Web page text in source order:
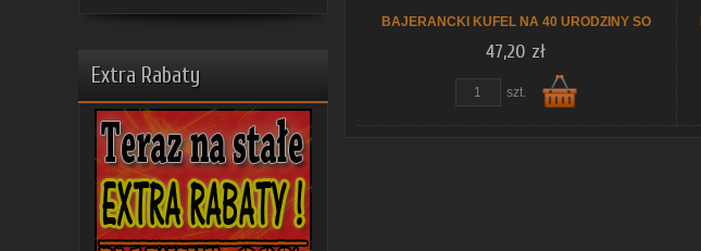
Extra Rabaty
BAJERANCKI KUFEL NA 40 URODZINY SO
47,20 zł
szt.